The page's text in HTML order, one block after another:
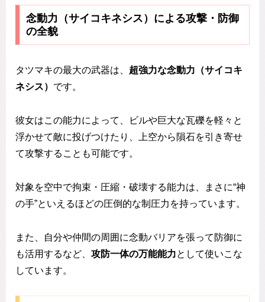
念動力（サイコキネシス）による攻撃・防御
の全貌
タツマキの最大の武器は、 超強力な念動力（サイコキ
ネシス） です。
彼女はこの能力によって、ビルや巨大な瓦礫を軽々と
浮かせて敵に投げつけたり、上空から隕石を引き寄せ
て攻撃することも可能です。
対象を空中で拘束・圧縮・破壊する能力は、まさに“神
の手”といえるほどの圧倒的な制圧力を持っています。
また、自分や仲間の周囲に念動バリアを張って防御に
も活用するなど、 攻防一体の万能能力として使いこな
しています。